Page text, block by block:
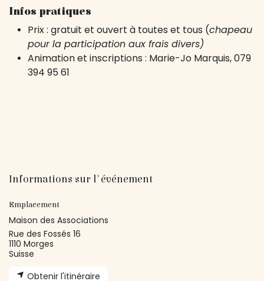
Infos pratiques
Prix : gratuit et ouvert à toutes et tous (chapeau
pour la participation aux frais divers)
Animation et inscriptions : Marie-Jo Marquis, 079
394 95 61
Informations sur l'événement
Emplacement
Maison des Associations
Rue des Fossés 16
1110 Morges
Suisse
Obtenir l'itinéraire